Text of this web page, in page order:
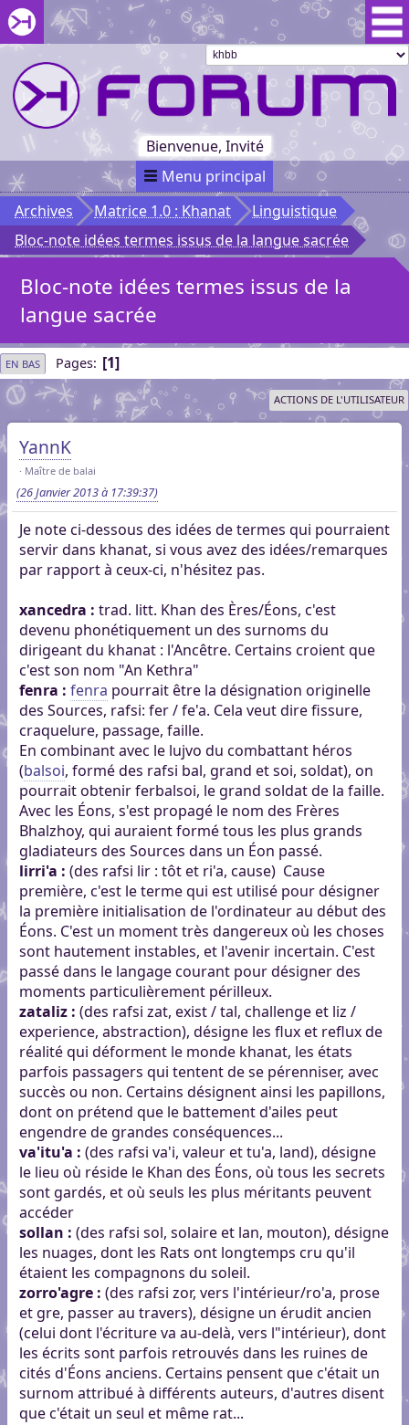
Aller au menu du forum
Aller au contenu du forum
Aller à la recherche dans le forum
Passer le
menu
Khaganat
Retour
au début
du menu
Khaganat
Bienvenue, Invité
Menu principal
Archives
Matrice 1.0 : Khanat
Linguistique
Bloc-note idées termes issus de la langue sacrée
Bloc-note idées termes issus de la
langue sacrée
EN BAS Pages 1
ACTIONS DE L'UTILISATEUR
YannK
Maître de balai
(26 Janvier 2013 à 17:39:37)
Je note ci-dessous des idées de termes qui pourraient
servir dans khanat, si vous avez des idées/remarques
par rapport à ceux-ci, n'hésitez pas.
xancedra : trad. litt. Khan des Ères/Éons, c'est
devenu phonétiquement un des surnoms du
dirigeant du khanat : l'Ancêtre. Certains croient que
c'est son nom "An Kethra"
fenra : fenra pourrait être la désignation originelle
des Sources, rafsi: fer / fe'a. Cela veut dire fissure,
craquelure, passage, faille.
En combinant avec le lujvo du combattant héros
(balsoi, formé des rafsi bal, grand et soi, soldat), on
pourrait obtenir ferbalsoi, le grand soldat de la faille.
Avec les Éons, s'est propagé le nom des Frères
Bhalzhoy, qui auraient formé tous les plus grands
gladiateurs des Sources dans un Éon passé.
lirri'a : (des rafsi lir : tôt et ri'a, cause) Cause
première, c'est le terme qui est utilisé pour désigner
la première initialisation de l'ordinateur au début des
Éons. C'est un moment très dangereux où les choses
sont hautement instables, et l'avenir incertain. C'est
passé dans le langage courant pour désigner des
moments particulièrement périlleux.
zataliz : (des rafsi zat, exist / tal, challenge et liz /
experience, abstraction), désigne les flux et reflux de
réalité qui déforment le monde khanat, les états
parfois passagers qui tentent de se pérenniser, avec
succès ou non. Certains désignent ainsi les papillons,
dont on prétend que le battement d'ailes peut
engendre de grandes conséquences...
va'itu'a : (des rafsi va'i, valeur et tu'a, land), désigne
le lieu où réside le Khan des Éons, où tous les secrets
sont gardés, et où seuls les plus méritants peuvent
accéder
sollan : (des rafsi sol, solaire et lan, mouton), désigne
les nuages, dont les Rats ont longtemps cru qu'il
étaient les compagnons du soleil.
zorro'agre : (des rafsi zor, vers l'intérieur/ro'a, prose
et gre, passer au travers), désigne un érudit ancien
(celui dont l'écriture va au-delà, vers l"intérieur), dont
les écrits sont parfois retrouvés dans les ruines de
cités d'Éons anciens. Certains pensent que c'était un
surnom attribué à différents auteurs, d'autres disent
que c'était un seul et même rat...